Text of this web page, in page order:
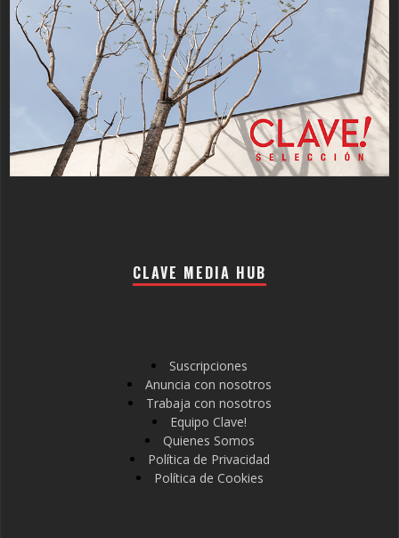
CLAVE MEDIA HUB
Suscripciones
Anuncia con nosotros
Trabaja con nosotros
Equipo Clave!
Quienes Somos
Política de Privacidad
Política de Cookies